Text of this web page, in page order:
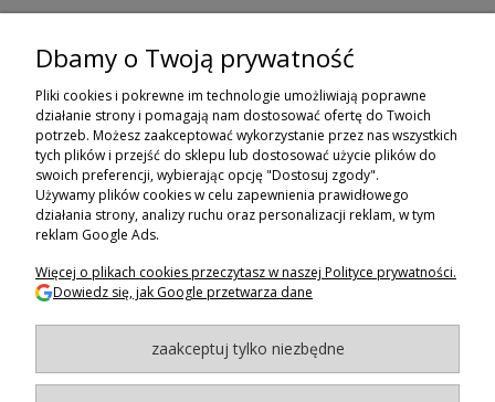
ZAPISZ SIĘ DO NEWSLETTERA
ZAPISZ SIĘ
ZAKUPY
POMOC
MOJE KONTO
BAGAZNIKI.PL- 2024
Dbamy o Twoją prywatność
Pliki cookies i pokrewne im technologie umożliwiają poprawne
działanie strony i pomagają nam dostosować ofertę do Twoich
potrzeb. Możesz zaakceptować wykorzystanie przez nas wszystkich
tych plików i przejść do sklepu lub dostosować użycie plików do
swoich preferencji, wybierając opcję "Dostosuj zgody".
Używamy plików cookies w celu zapewnienia prawidłowego
działania strony, analizy ruchu oraz personalizacji reklam, w tym
reklam Google Ads.
Więcej o plikach cookies przeczytasz w naszej Polityce prywatności.
Dowiedz się, jak Google przetwarza dane
zaakceptuj tylko niezbędne